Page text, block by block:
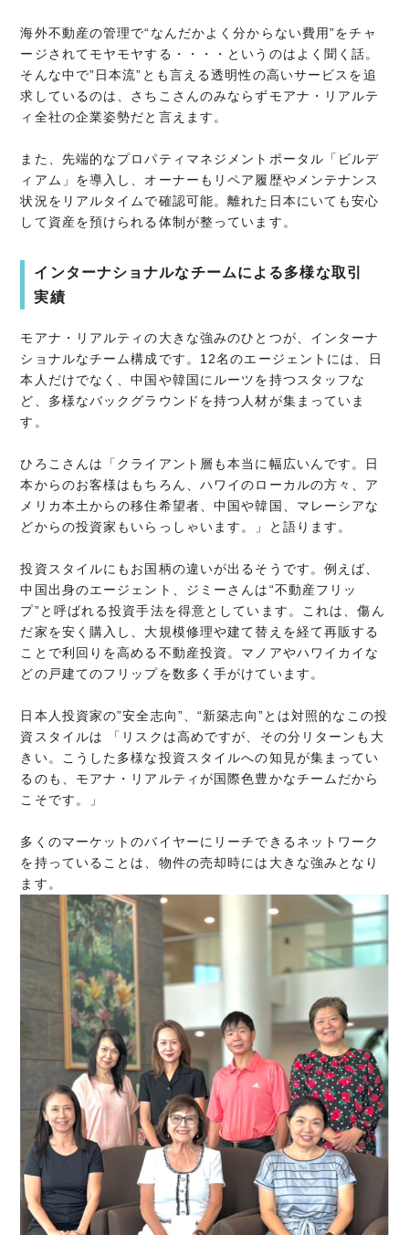
海外不動産の管理で“なんだかよく分からない費用”をチャ
ージされてモヤモヤする・・・・というのはよく聞く話。
そんな中で”日本流”とも言える透明性の高いサービスを追
求しているのは、さちこさんのみならずモアナ・リアルテ
ィ全社の企業姿勢だと言えます。
また、先端的なプロパティマネジメントポータル「ビルデ
ィアム」を導入し、オーナーもリペア履歴やメンテナンス
状況をリアルタイムで確認可能。離れた日本にいても安心
して資産を預けられる体制が整っています。
インターナショナルなチームによる多様な取引
実績
モアナ・リアルティの大きな強みのひとつが、インターナ
ショナルなチーム構成です。12名のエージェントには、日
本人だけでなく、中国や韓国にルーツを持つスタッフな
ど、多様なバックグラウンドを持つ人材が集まっていま
す。
ひろこさんは「クライアント層も本当に幅広いんです。日
本からのお客様はもちろん、ハワイのローカルの方々、ア
メリカ本土からの移住希望者、中国や韓国、マレーシアな
どからの投資家もいらっしゃいます。」と語ります。
投資スタイルにもお国柄の違いが出るそうです。例えば、
中国出身のエージェント、ジミーさんは“不動産フリッ
プ”と呼ばれる投資手法を得意としています。これは、傷ん
だ家を安く購入し、大規模修理や建て替えを経て再販する
ことで利回りを高める不動産投資。マノアやハワイカイな
どの戸建てのフリップを数多く手がけています。
日本人投資家の”安全志向”、“新築志向”とは対照的なこの投
資スタイルは 「リスクは高めですが、その分リターンも大
きい。こうした多様な投資スタイルへの知見が集まってい
るのも、モアナ・リアルティが国際色豊かなチームだから
こそです。」
多くのマーケットのバイヤーにリーチできるネットワーク
を持っていることは、物件の売却時には大きな強みとなり
ます。